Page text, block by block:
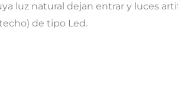
luz natural dejan entrar y luces
de tipo Led.